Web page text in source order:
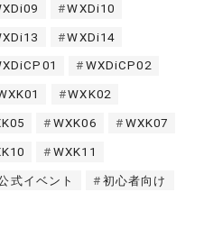
WXDi10
WXDi14
WXDiCP02
WXK02
WXK06 WXK07
WXK11
式イベント 初心者向け